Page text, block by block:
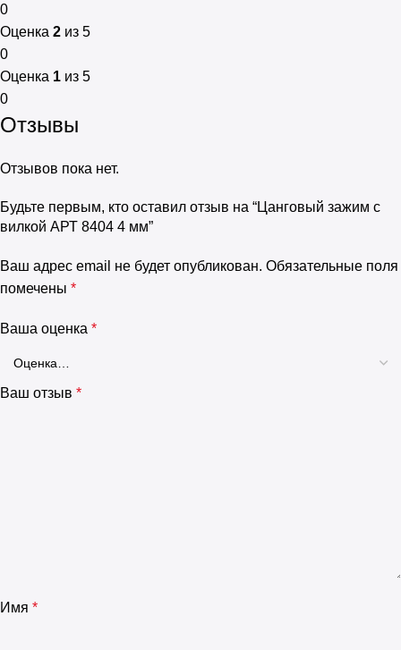
0
Оценка 2 из 5
0
Оценка 1 из 5
0
Отзывы
Отзывов пока нет.
Будьте первым, кто оставил отзыв на “Цанговый зажим с
вилкой АРТ 8404 4 мм”
Ваш адрес email не будет опубликован. Обязательные поля
помечены *
Ваша оценка *
Ваш отзыв *
Имя *